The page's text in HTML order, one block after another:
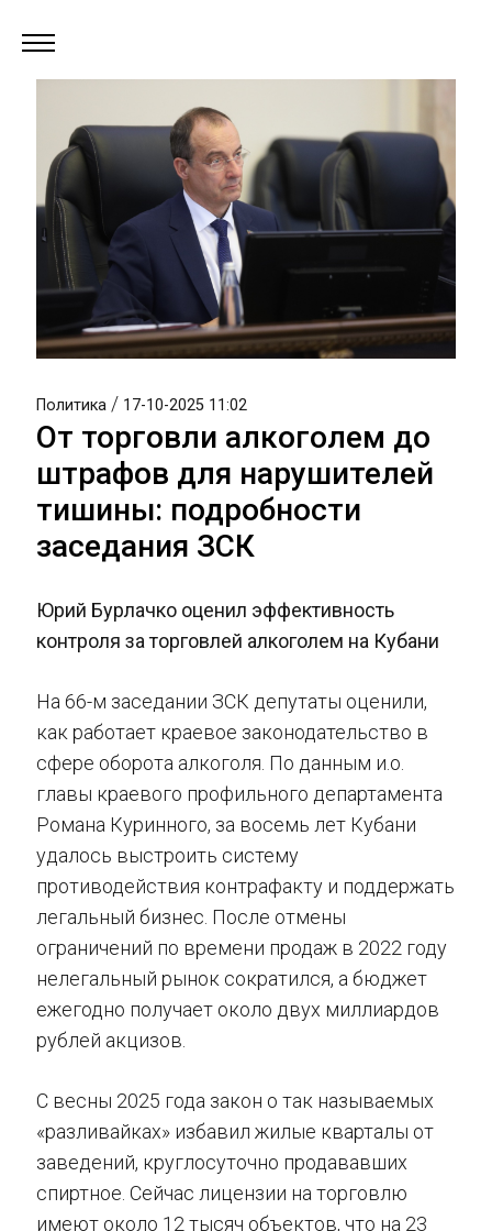
Политика / 17-10-2025 11:02
От торговли алкоголем до
штрафов для нарушителей
тишины: подробности
заседания ЗСК
Юрий Бурлачко оценил эффективность
контроля за торговлей алкоголем на Кубани
На 66-м заседании ЗСК депутаты оценили,
как работает краевое законодательство в
сфере оборота алкоголя. По данным и.о.
главы краевого профильного департамента
Романа Куринного, за восемь лет Кубани
удалось выстроить систему
противодействия контрафакту и поддержать
легальный бизнес. После отмены
ограничений по времени продаж в 2022 году
нелегальный рынок сократился, а бюджет
ежегодно получает около двух миллиардов
рублей акцизов.
С весны 2025 года закон о так называемых
«разливайках» избавил жилые кварталы от
заведений, круглосуточно продававших
спиртное. Сейчас лицензии на торговлю
имеют около 12 тысяч объектов, что на 23